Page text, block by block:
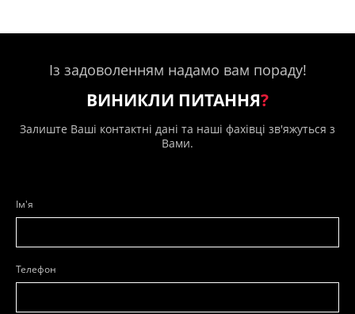
Із задоволенням надамо вам пораду!
ВИНИКЛИ ПИТАННЯ?
Залиште Ваші контактні дані та наші фахівці зв'яжуться з
Вами.
Ім'я
Телефон